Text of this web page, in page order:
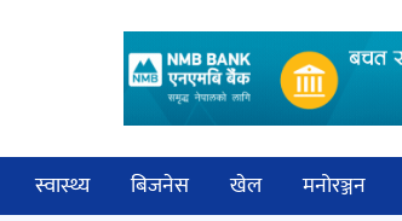
स्वास्थ्य बिजनेस खेल मनोरञ्जन